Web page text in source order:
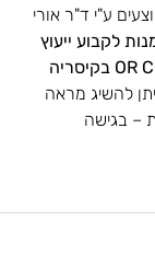
ע"י ד"ר אורי
לקבוע ייעוץ
ללא עלות במרפאות OR Clinic בקיסריה
להשיג מראה
– בגישה